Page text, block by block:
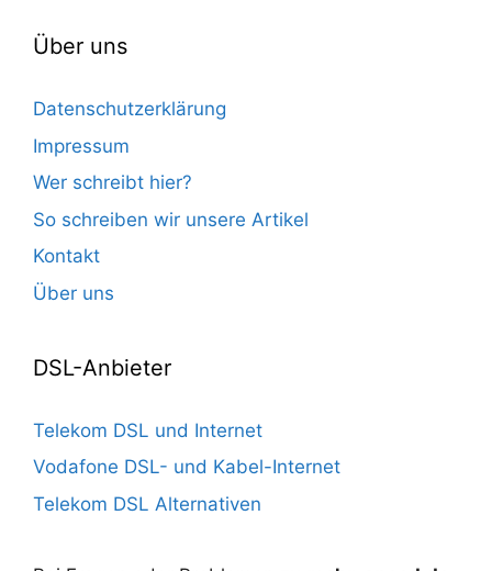
Über uns
Datenschutzerklärung
Impressum
Wer schreibt hier?
So schreiben wir unsere Artikel
Kontakt
Über uns
DSL-Anbieter
Telekom DSL und Internet
Vodafone DSL- und Kabel-Internet
Telekom DSL Alternativen